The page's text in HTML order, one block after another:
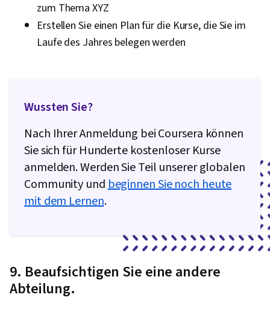
zum Thema XYZ
Erstellen Sie einen Plan für die Kurse, die Sie im
Laufe des Jahres belegen werden
Wussten Sie?
Nach Ihrer Anmeldung bei Coursera können
Sie sich für Hunderte kostenloser Kurse
anmelden. Werden Sie Teil unserer globalen
Community undbeginnen Sie noch heute
mit dem Lernen.
9. Beaufsichtigen Sie eine andere
Abteilung.